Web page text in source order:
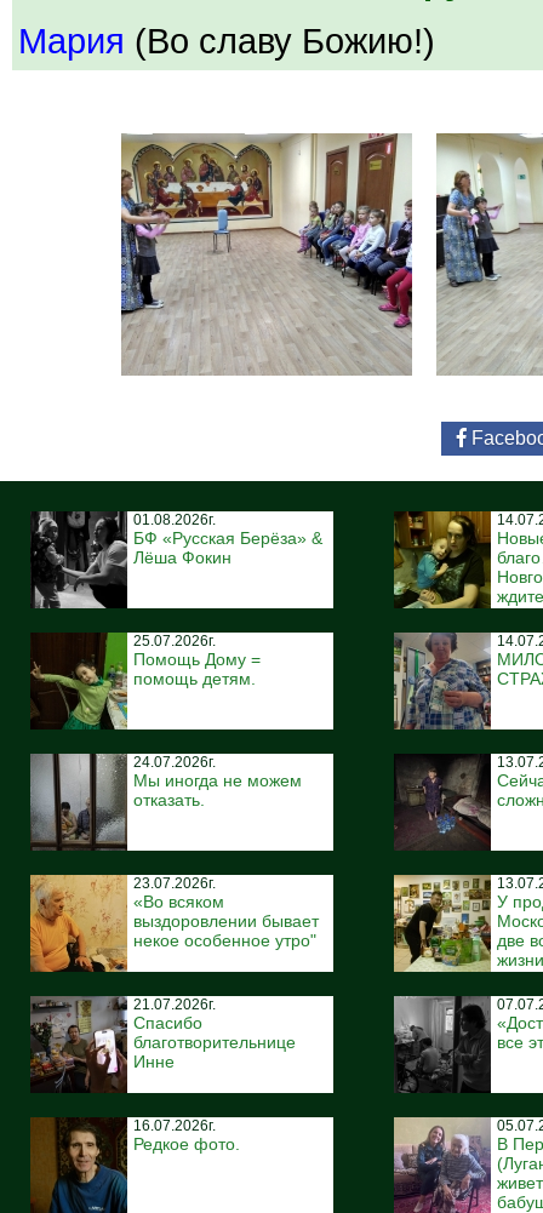
Мария (Во славу Божию!)
01.08.2026г.
БФ «Русская Берёза» &
Лёша Фокин
25.07.2026г.
Помощь Дому =
помощь детям.
24.07.2026г.
Мы иногда не можем
отказать.
23.07.2026г.
«Во всяком
выздоровлении бывает
некое особенное утро"
21.07.2026г.
Спасибо
благотворительнице
Инне
16.07.2026г.
Редкое фото.
У
две
жизни
все
В